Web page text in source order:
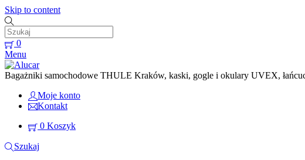
Skip to content
0
Menu
Bagażniki samochodowe THULE Kraków, kaski, gogle i okulary UVEX,
Moje konto
Kontakt
0 Koszyk
Szukaj